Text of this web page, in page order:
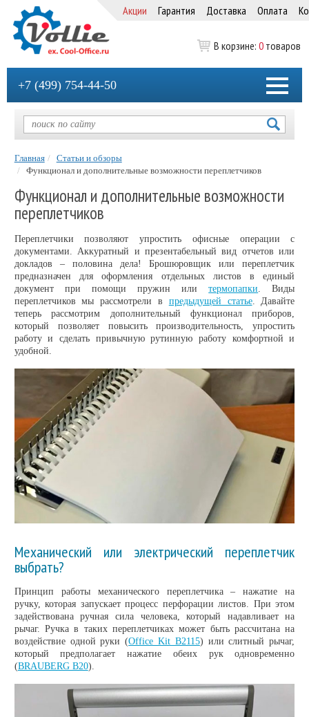
Акции Гарантия Доставка Оплата
В корзине: 0 товаров
+7 (499) 754-44-50
Главная
Статьи и обзоры
Функционал и дополнительные возможности переплетчиков
Функционал и дополнительные возможности
переплетчиков
Переплетчики позволяют упростить офисные операции с
документами. Аккуратный и презентабельный вид отчетов или
докладов – половина дела! Брошюровщик или переплетчик
предназначен для оформления отдельных листов в единый
документ при помощи пружин илитермопапки . Виды
переплетчиков мы рассмотрели в предыдущей статье. Давайте
теперь рассмотрим дополнительный функционал приборов,
который позволяет повысить производительность, упростить
работу и сделать привычную рутинную работу комфортной и
удобной.
Механический или электрический переплетчик
выбрать?
Принцип работы механического переплетчика – нажатие на
ручку, которая запускает процесс перфорации листов. При этом
задействована ручная сила человека, который надавливает на
рычаг. Ручка в таких переплетчиках может быть рассчитана на
воздействие одной руки (Office Kit B2115) или слитный рычаг,
который предполагает нажатие обеих рук одновременно
(BRAUBERG B20).